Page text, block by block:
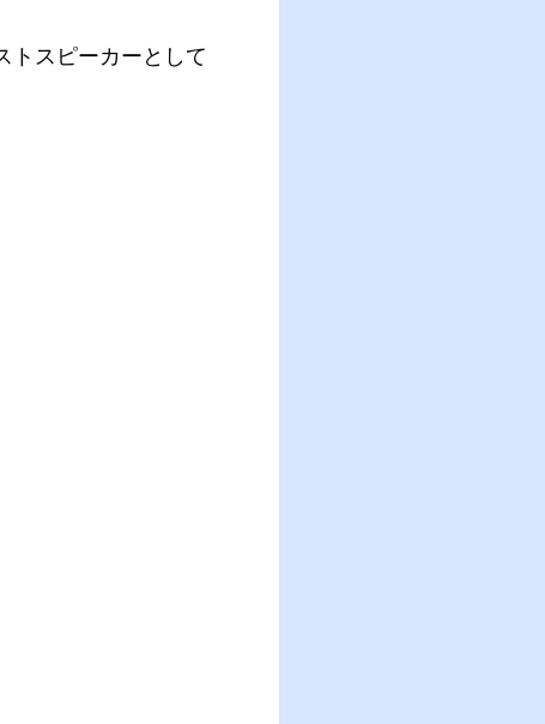
トスピーカーとして